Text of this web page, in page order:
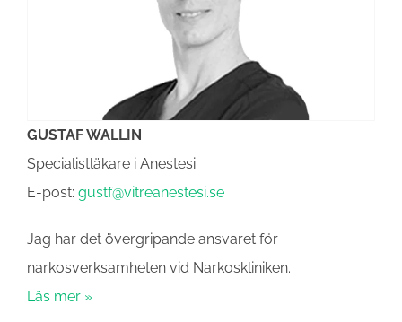
GUSTAF WALLIN
Specialistläkare i Anestesi
E-post: gustf@vitreanestesi.se
Jag har det övergripande ansvaret för
narkosverksamheten vid Narkoskliniken.
Läs mer »